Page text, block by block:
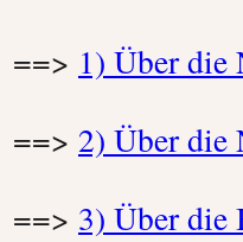
==> 1) Über die
==> 2) Über die
==> 3) Über die